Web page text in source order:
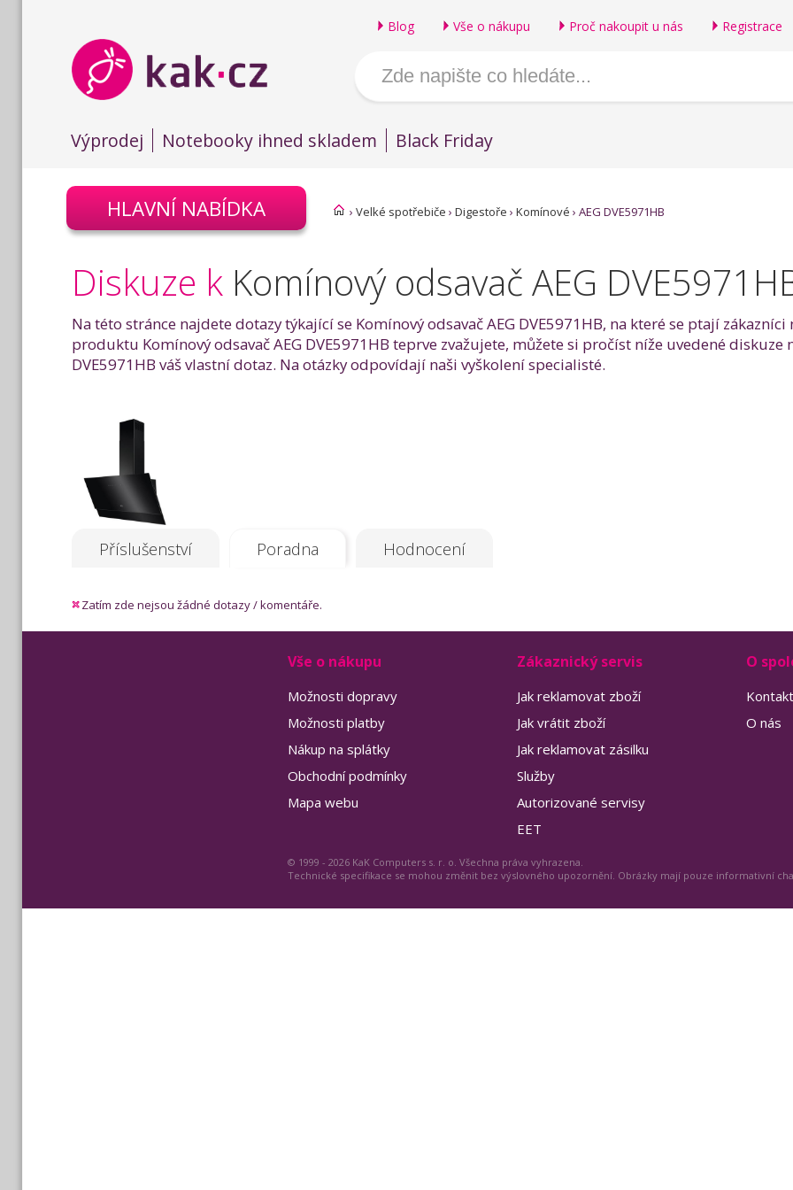
Blog Vše o nákupu Proč nakoupit u nás Registrace
Výprodej Notebooky ihned skladem Black Friday
HLAVNÍ NABÍDKA › Velké spotřebiče › Digestoře › Komínové › AEG DVE5971HB
Diskuze k Komínový odsavač AEG
Na této stránce najdete dotazy týkající se Komínový odsavač AEG DVE5971HB, na které se ptají
produktu Komínový odsavač AEG DVE5971HB teprve zvažujete, můžete si pročíst níže uvedené
DVE5971HB váš vlastní dotaz. Na otázky odpovídají naši vyškolení specialisté.
Příslušenství Poradna Hodnocení
Zatím zde nejsou žádné dotazy / komentáře.
Vše o nákupu
Možnosti dopravy
Možnosti platby
Nákup na splátky
Obchodní podmínky
Mapa webu
Zákaznický servis
Jak reklamovat zboží
Jak vrátit zboží
Jak reklamovat zásilku
Služby
Autorizované servisy
EET
O
O nás
© 1999 - 2026 KaK Computers s. r. o. Všechna práva vyhrazena.
Technické specifikace se mohou změnit bez výslovného upozornění. Obrázky mají pouze informativní